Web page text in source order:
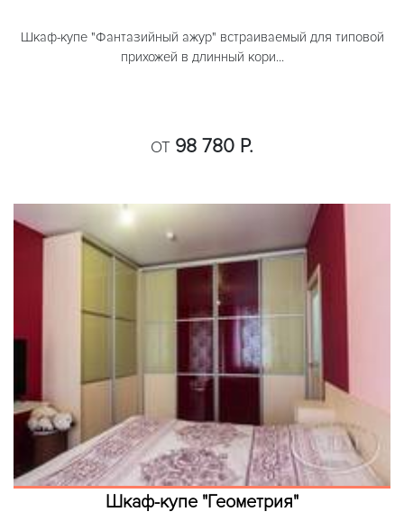
Шкаф-купе "Фантазийный ажур" встраиваемый для типовой
прихожей в длинный кори...
ОТ 98 780 Р.
Шкаф-купе "Геометрия"